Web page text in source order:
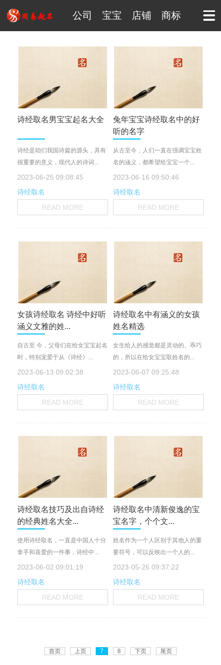
公司 宝宝 店铺 商标
诗经取名男宝宝起名大全
诗经是咱们我国诗篇的源头，具有
很重要的意义，现代人的诗词...
2023-06-25 09:08:45
诗经取名
READ MORE
兔年宝宝诗经取名中的好
听的名字
从古至今，人们一直在强调宝宝姓
名的涵义，都希望给宝宝一个...
2023-06-16 09:50:46
诗经取名
READ MORE
女孩诗经取名 诗经中好听
涵义文雅的姓...
自古至 今，父母们在给女宝宝起名
时，特别宠爱于从《诗经》...
2023-06-13 09:02:38
诗经取名
READ MORE
诗经取名中有涵义的女孩
姓名精选
女生给人的感觉都是灵动的、乖巧
的，所以在给女宝宝取姓名的...
2023-06-07 09:25:48
诗经取名
READ MORE
诗经取名技巧及出自诗经
的经典姓名大全...
使用诗经取名，一直是中国人十分
拿手和喜爱的一件事，诗经中...
2023-06-02 09:01:19
诗经取名
READ MORE
诗经取名中清新俊逸的宝
宝名字，个个文...
姓名作为一个人区别于其他人的重
要符号，可以反映出一个人的...
2023-05-26 09:37:22
诗经取名
READ MORE
首页 上页 7 8 下页 尾页